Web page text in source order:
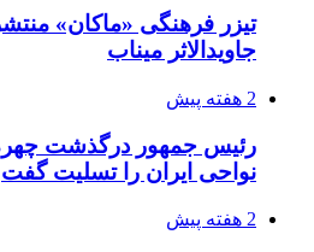
تیزر فرهنگی «ماکان»
جاویدالاثر میناب
2 هفته پیش
رئیس جمهور درگذشت
نواحی ایران را تسلیت گفت
2 هفته پیش